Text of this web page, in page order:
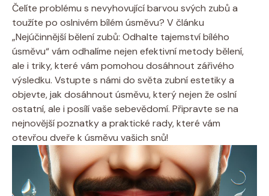
Čelíte problému s nevyhovující barvou svých zubů a
toužíte po oslnivém bílém úsměvu? V článku
„Nejúčinnější bělení zubů: Odhalte tajemství bílého
úsměvu“ vám odhalíme nejen efektivní metody bělení,
ale i triky, které vám pomohou dosáhnout zářivého
výsledku. Vstupte s námi do světa zubní estetiky a
objevte, jak dosáhnout úsměvu, který nejen že oslní
ostatní, ale i posílí vaše sebevědomí. Připravte se na
nejnovější poznatky a praktické rady, které vám
otevřou dveře k úsměvu vašich snů!